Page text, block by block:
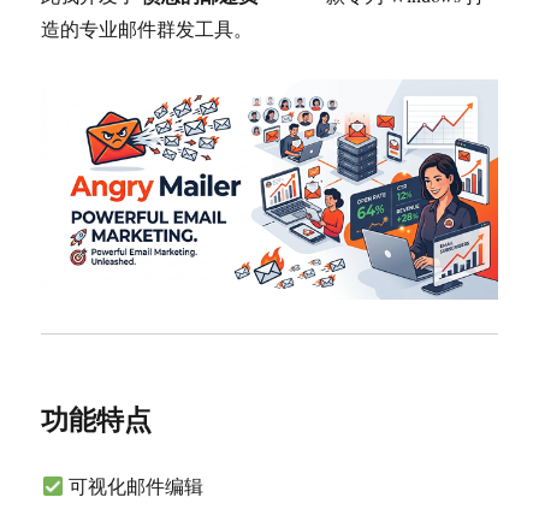
造的专业邮件群发工具。
功能特点
可视化邮件编辑